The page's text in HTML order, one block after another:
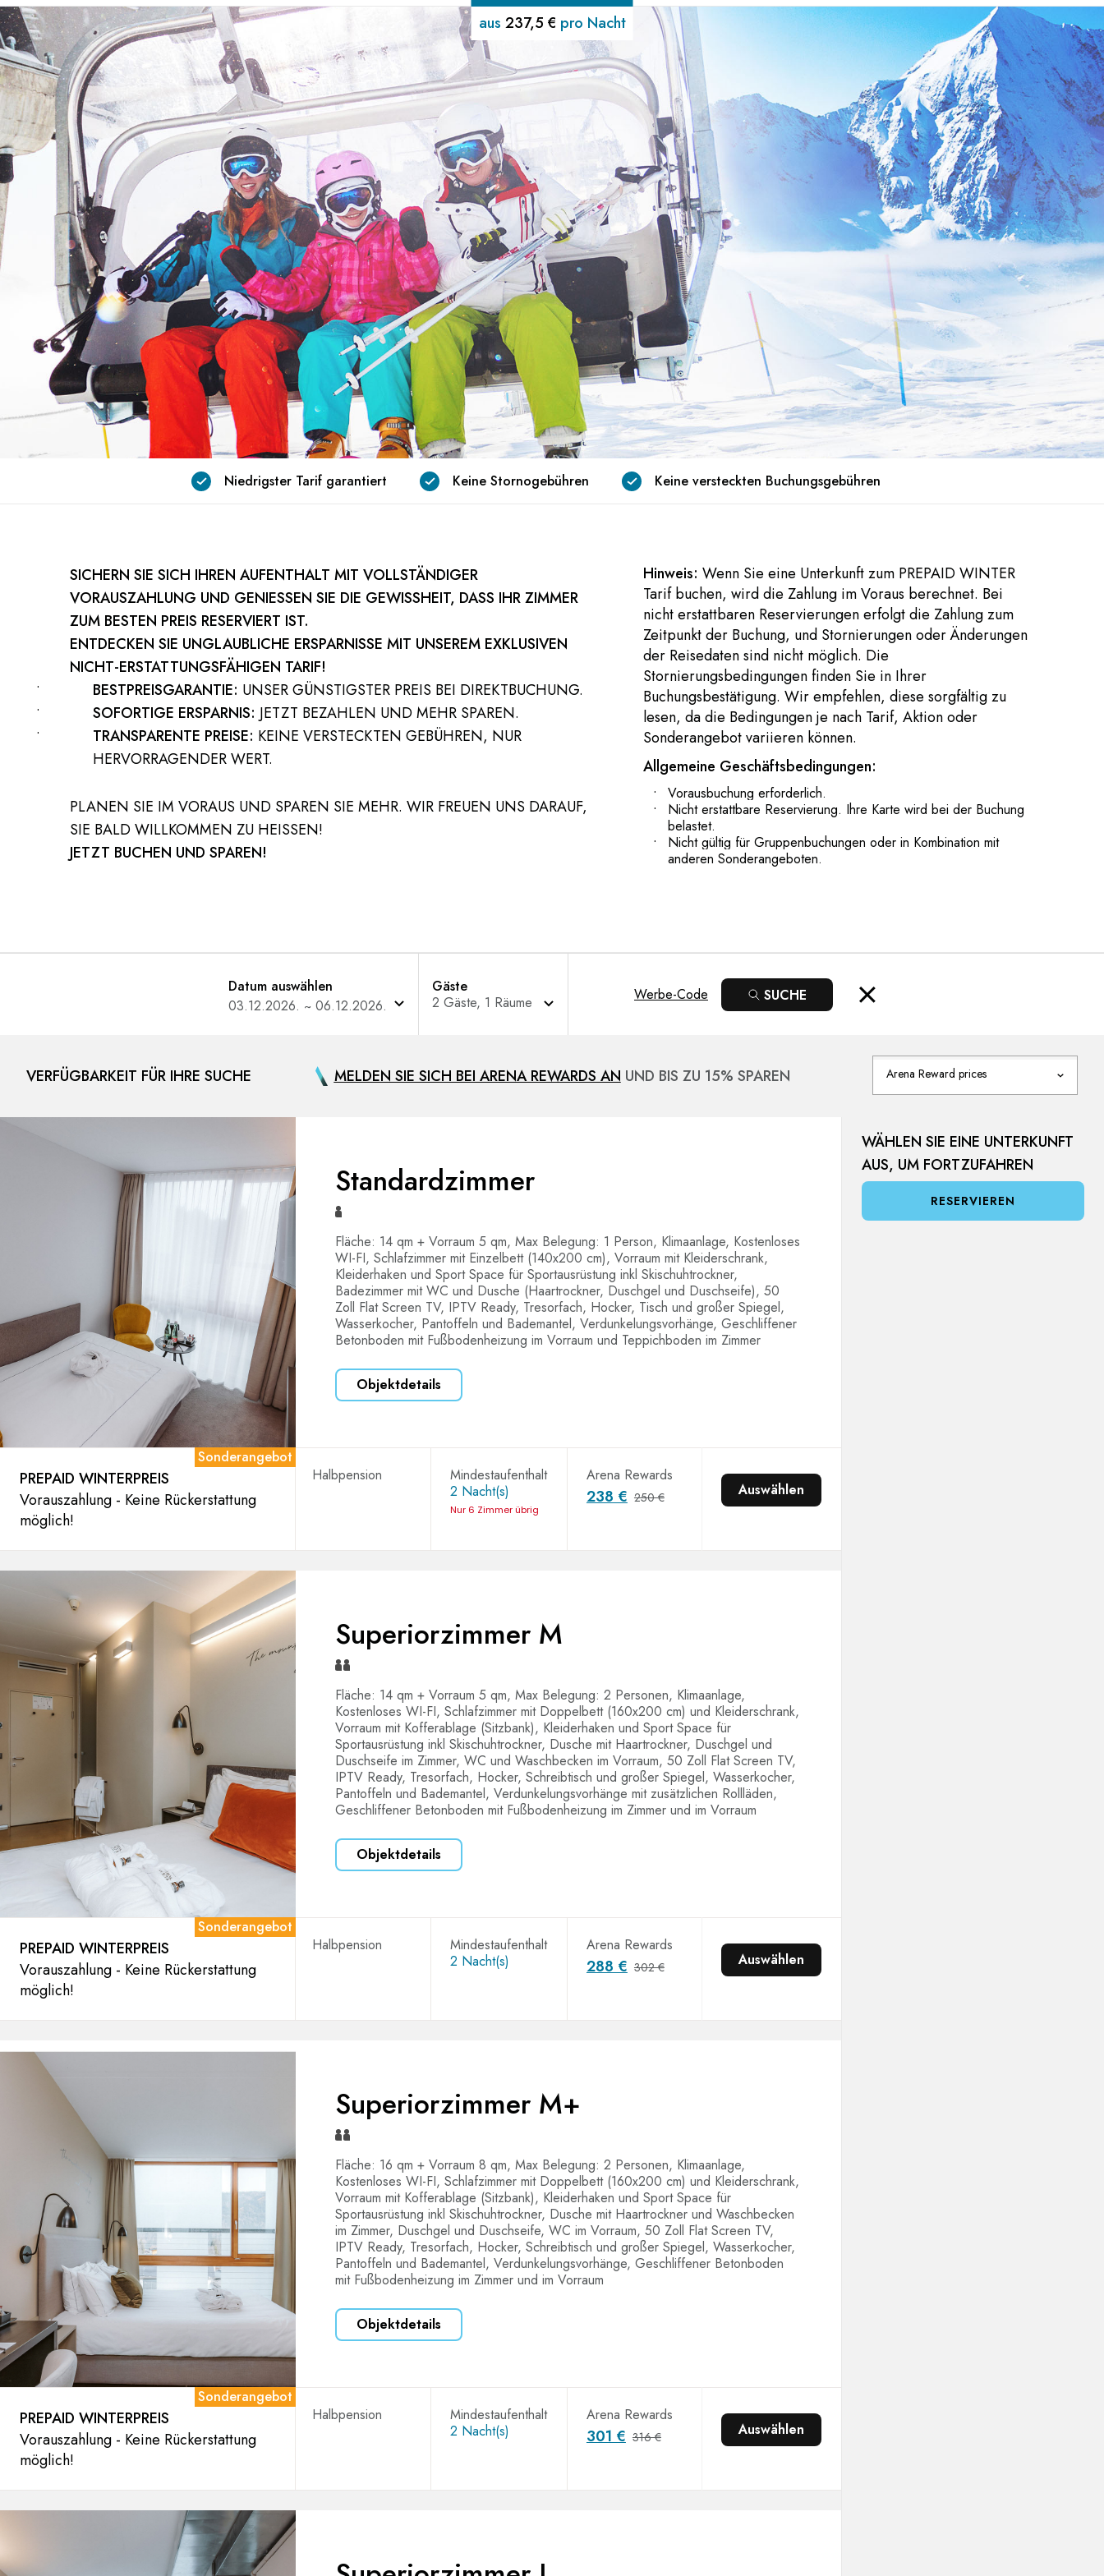
aus 237,5 € pro Nacht
Niedrigster Tarif garantiert Keine Stornogebühren Keine versteckten Buchungsgebühren
SICHERN SIE SICH IHREN AUFENTHALT MIT VOLLSTÄNDIGER
VORAUSZAHLUNG UND GENIESSEN SIE DIE GEWISSHEIT, DASS IHR ZIMMER Z
UM BESTEN PREIS RESERVIERT IST.
ENTDECKEN SIE UNGLAUBLICHE ERSPARNISSE MIT UNSEREM EXKLUSIVEN
NICHT-ERSTATTUNGSFÄHIGEN TARIF!
BESTPREISGARANTIE: UNSER GÜNSTIGSTER PREIS BEI DIREKTBUCHUNG.
SOFORTIGE ERSPARNIS: JETZT BEZAHLEN UND MEHR SPAREN.
TRANSPARENTE PREISE: KEINE VERSTECKTEN GEBÜHREN, NUR
HERVORRAGENDER WERT.
PLANEN SIE IM VORAUS UND SPAREN SIE MEHR. WIR FREUEN UNS DARAUF,
SIE BALD WILLKOMMEN ZU HEISSEN!
JETZT BUCHEN UND SPAREN!
Hinweis: Wenn Sie eine Unterkunft zum PREPAID WINTER
Tarif buchen, wird die Zahlung im Voraus berechnet. Bei
nicht erstattbaren Reservierungen erfolgt die Zahlung zum
Zeitpunkt der Buchung, und Stornierungen oder Änderungen
der Reisedaten sind nicht möglich. Die
Stornierungsbedingungen finden Sie in Ihrer
Buchungsbestätigung. Wir empfehlen, diese sorgfältig zu
lesen, da die Bedingungen je nach Tarif, Aktion oder
Sonderangebot variieren können.
Allgemeine Geschäftsbedingungen:
Vorausbuchung erforderlich.
Nicht erstattbare Reservierung. Ihre Karte wird bei der Buchung
belastet.
Nicht gültig für Gruppenbuchungen oder in Kombination mit
anderen Sonderangeboten.
Datum auswählen Gäste Werbe-Code SUCHE
MELDEN SIE SICH BEI ARENA REWARDS AN UND BIS ZU 15% SPAREN Arena Reward prices
VERFÜGBARKEIT FÜR IHRE SUCHE
Standardzimmer
Fläche: 14 qm + Vorraum 5 qm, Max Belegung: 1 Person, Klimaanlage, Kostenloses
WI-FI, Schlafzimmer mit Einzelbett (140x200 cm), Vorraum mit Kleiderschrank,
Kleiderhaken und Sport Space für Sportausrüstung inkl Skischuhtrockner,
Badezimmer mit WC und Dusche (Haartrockner, Duschgel und Duschseife), 50
Zoll Flat Screen TV, IPTV Ready, Tresorfach, Hocker, Tisch und großer Spiegel,
Wasserkocher, Pantoffeln und Bademantel, Verdunkelungsvorhänge, Geschliffener
Betonboden mit Fußbodenheizung im Vorraum und Teppichboden im Zimmer
Objektdetails
PREPAID WINTERPREIS
Sonderangebot
Vorauszahlung - Keine Rückerstattung
möglich!
Mindestaufenthalt
2 Nacht(s)
Nur 6 Zimmer übrig
Arena Rewards
238 € 250 €
Halbpension
Auswählen
Superiorzimmer M
Fläche: 14 qm + Vorraum 5 qm, Max Belegung: 2 Personen, Klimaanlage,
Kostenloses WI-FI, Schlafzimmer mit Doppelbett (160x200 cm) und Kleiderschrank,
Vorraum mit Kofferablage (Sitzbank), Kleiderhaken und Sport Space für
Sportausrüstung inkl Skischuhtrockner, Dusche mit Haartrockner, Duschgel und
Duschseife im Zimmer, WC und Waschbecken im Vorraum, 50 Zoll Flat Screen TV,
IPTV Ready, Tresorfach, Hocker, Schreibtisch und großer Spiegel, Wasserkocher,
Pantoffeln und Bademantel, Verdunkelungsvorhänge mit zusätzlichen Rollläden,
Geschliffener Betonboden mit Fußbodenheizung im Zimmer und im Vorraum
Objektdetails
PREPAID WINTERPREIS
Sonderangebot
Vorauszahlung - Keine Rückerstattung
möglich!
Mindestaufenthalt
2 Nacht(s)
Arena Rewards
288 € 302 €
Halbpension
Auswählen
Superiorzimmer M+
Fläche: 16 qm + Vorraum 8 qm, Max Belegung: 2 Personen, Klimaanlage,
Kostenloses WI-FI, Schlafzimmer mit Doppelbett (160x200 cm) und Kleiderschrank,
Vorraum mit Kofferablage (Sitzbank), Kleiderhaken und Sport Space für
Sportausrüstung inkl Skischuhtrockner, Dusche mit Haartrockner und Waschbecken
im Zimmer, Duschgel und Duschseife, WC im Vorraum, 50 Zoll Flat Screen TV,
IPTV Ready, Tresorfach, Hocker, Schreibtisch und großer Spiegel, Wasserkocher,
Pantoffeln und Bademantel, Verdunkelungsvorhänge, Geschliffener Betonboden
mit Fußbodenheizung im Zimmer und im Vorraum
Objektdetails
PREPAID WINTERPREIS
Sonderangebot
Vorauszahlung - Keine Rückerstattung
möglich!
Mindestaufenthalt
2 Nacht(s)
Arena Rewards
301 € 316 €
Halbpension
Auswählen
WÄHLEN SIE EINE UNTERKUNFT
AUS, UM FORTZUFAHREN
RESERVIEREN